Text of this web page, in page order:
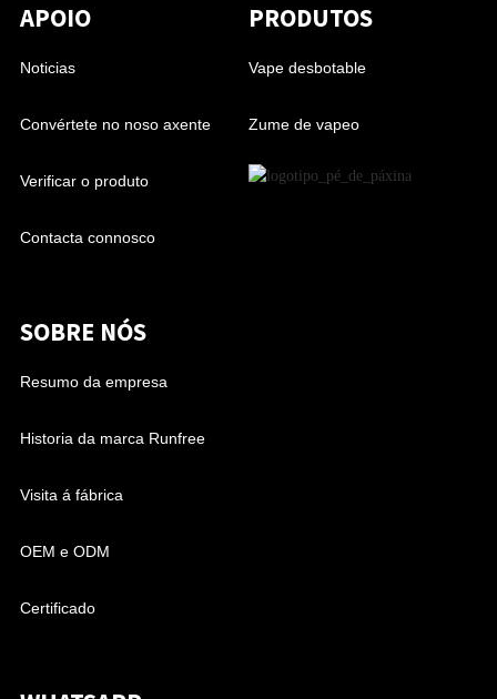
APOIO
Noticias
Convértete no noso axente
Verificar o produto
Contacta connosco
PRODUTOS
Vape desbotable
Zume de vapeo
SOBRE NÓS
Resumo da empresa
Historia da marca Runfree
Visita á fábrica
OEM e ODM
Certificado